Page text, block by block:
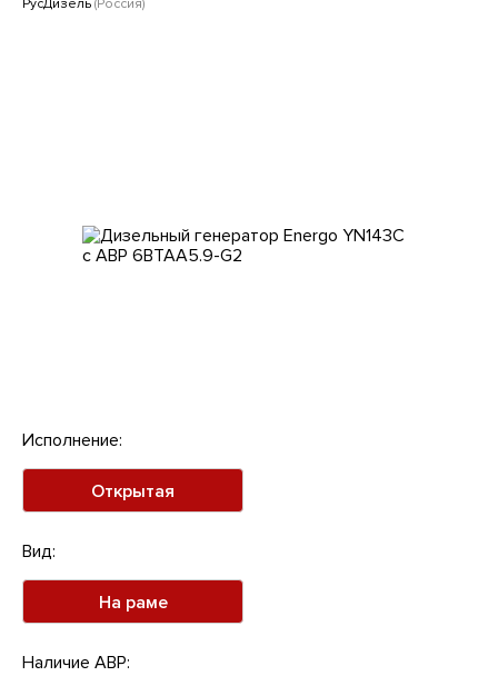
РусДизель (Россия)
Исполнение:
Открытая
Вид:
На раме
Наличие АВР: